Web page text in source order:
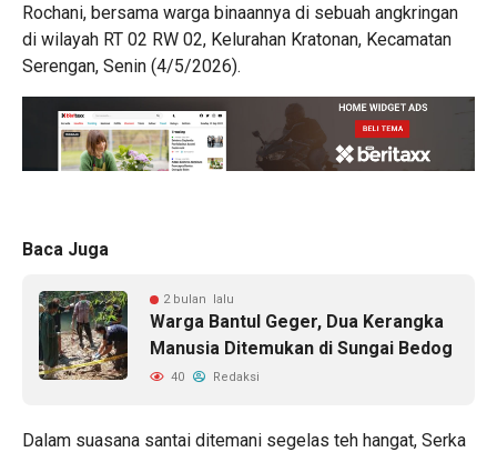
Rochani, bersama warga binaannya di sebuah angkringan
di wilayah RT 02 RW 02, Kelurahan Kratonan, Kecamatan
Serengan, Senin (4/5/2026).
Baca Juga
2 bulan lalu
Warga Bantul Geger, Dua Kerangka
Manusia Ditemukan di Sungai Bedog
40 Redaksi
Dalam suasana santai ditemani segelas teh hangat, Serka